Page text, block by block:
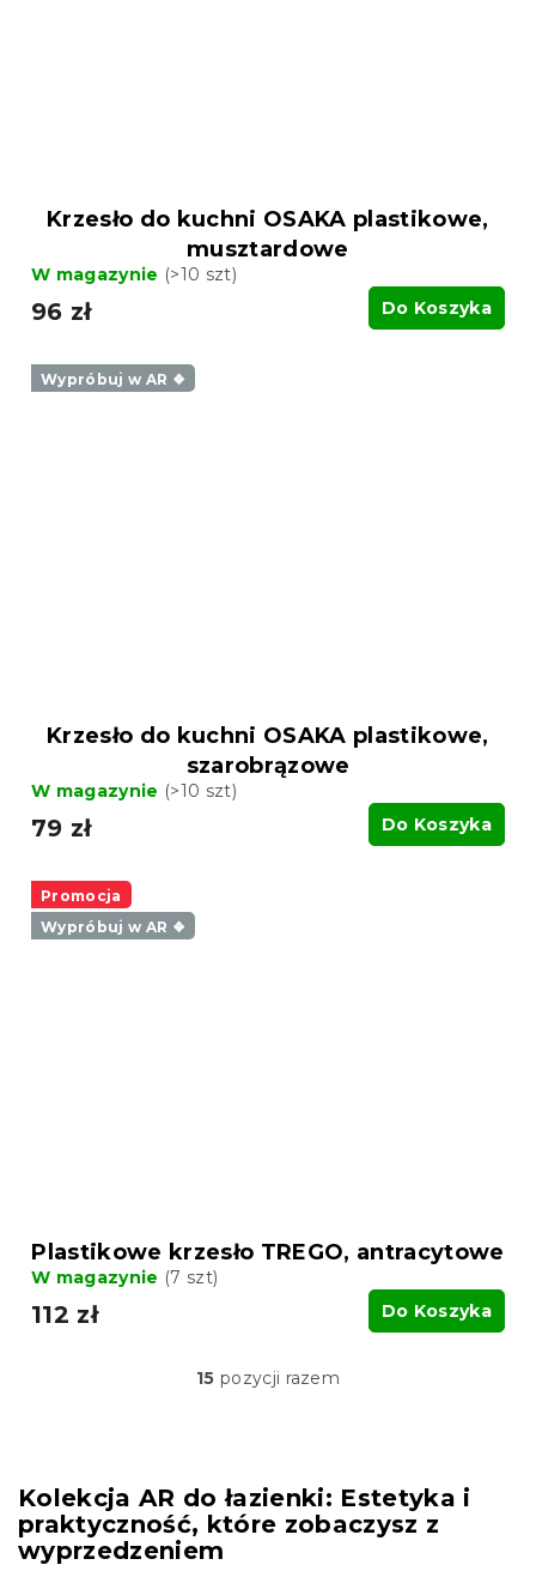
Krzesło do kuchni OSAKA plastikowe,
musztardowe
W magazynie (>10 szt)
96 zł Do Koszyka
Wypróbuj w AR ❖
Krzesło do kuchni OSAKA plastikowe,
szarobrązowe
W magazynie (>10 szt)
79 zł Do Koszyka
Promocja
Wypróbuj w AR ❖
Plastikowe krzesło TREGO, antracytowe
W magazynie (7 szt)
112 zł Do Koszyka
K
o
l
15 pozycji razem
Kolekcja AR do łazienki: Estetyka i
praktyczność, które zobaczysz z
wyprzedzeniem